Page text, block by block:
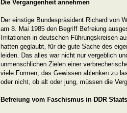
Die Vergangenheit annehmen
Der einstige Bundespräsident Richard von
am 8. Mai 1985 den Begriff Befreiung
Irritationen in deutschen Führungskreisen
hatten geglaubt, für die gute Sache des
leiden. Das alles war nicht nur vergeblich
unmenschlichen Zielen einer
viele Formen, das Gewissen ablenken zu
oder nicht, ob alt oder jung, müssen die
Befreiung vom Faschismus in DDR